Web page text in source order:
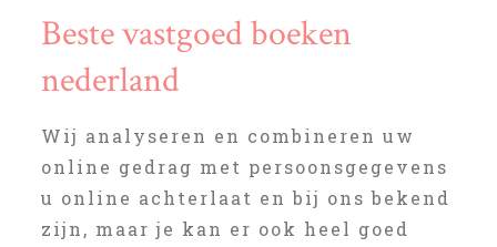
Beste vastgoed boeken
nederland
Wij analyseren en combineren uw
online gedrag met persoonsgegevens
u online achterlaat en bij ons bekend
zijn, maar je kan er ook heel goed